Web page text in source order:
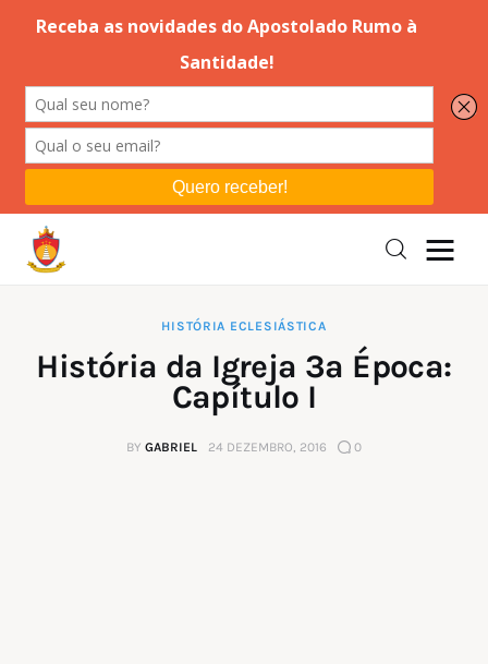
Editorial
Orações
Instruções
Espiritualidade
HISTÓRIA ECLESIÁSTICA
História da Igreja 3ª Época:
Capítulo I
BY GABRIEL 24 DEZEMBRO, 2016 0